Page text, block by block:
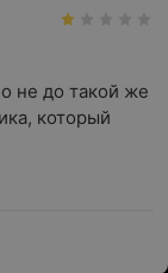
не до такой же
который